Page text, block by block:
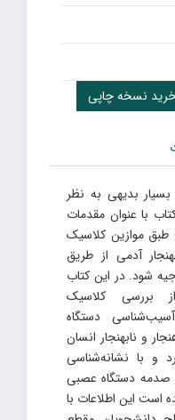
نسخه چاپی
بدیهى به نظر
با عنوان مقدمات
موازین کلاسیک
آدمى از طریق
شود. در این کتاب
کلاسیک
دستگاه
و نابهنجار انسان
و با نشانه‌شناسی
دستگاه عصبی
این اطلاعات با